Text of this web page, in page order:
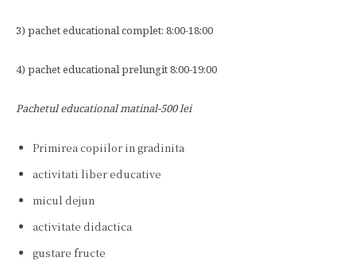
3) pachet educational complet: 8:00-18:00
4) pachet educational prelungit 8:00-19:00
Pachetul educational matinal-500 lei
Primirea copiilor in gradinita
activitati liber educative
micul dejun
activitate didactica
gustare fructe